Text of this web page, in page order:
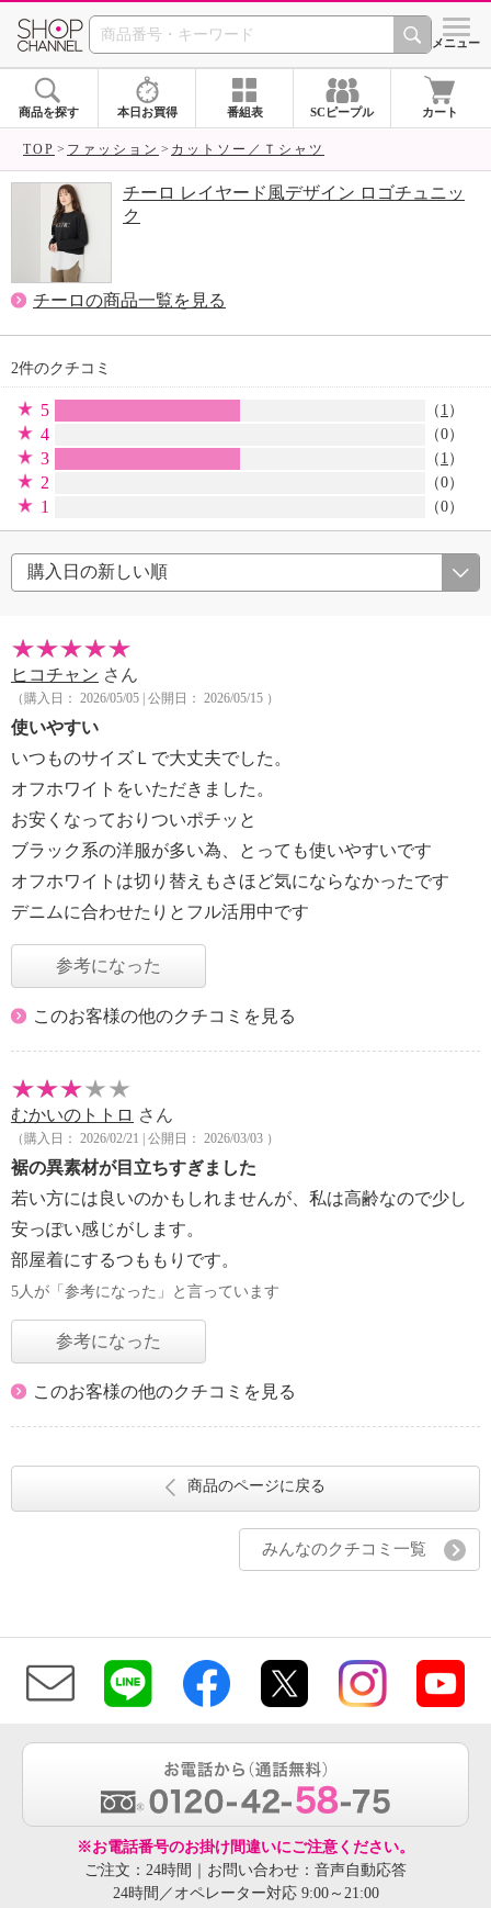
SHOP CHANNEL シメニュー
商品を探す 本日お買得 番組表 SCピープル カート
TOP ファッション カットソー／Ｔシャツ
チーロ レイヤード風デザイン ロゴチュニッ
ク
チーロの商品一覧を見る
2件のクチコミ
5 （ 1 ）
4 （0）
3 （ 1 ）
2 （0）
1 （0）
ヒコチャン さん
（購入日： 2026/05/05 | 公開日： 2026/05/15 ）
使いやすい
いつものサイズＬで大丈夫でした。
オフホワイトをいただきました。
お安くなっておりついポチッと
ブラック系の洋服が多い為、とっても使いやすいです
オフホワイトは切り替えもさほど気にならなかったです
デニムに合わせたりとフル活用中です
参考になった
このお客様の他のクチコミを見る
むかいのトトロ さん
（購入日： 2026/02/21 | 公開日： 2026/03/03 ）
裾の異素材が目立ちすぎました
若い方には良いのかもしれませんが、私は高齢なので少し
安っぽい感じがします。
部屋着にするつももりです。
5人が「参考になった」と言っています
参考になった
このお客様の他のクチコミを見る
商品のページに戻る
みんなのクチコミ一覧
※お電話番号のお掛け間違いにご注意ください。
ご注文：24時間｜お問い合わせ：音声自動応答
24時間／オペレーター対応 9:00～21:00